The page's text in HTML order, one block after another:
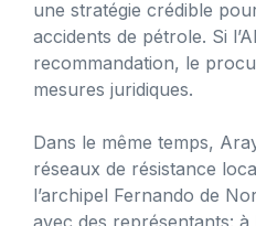
une stratégie crédible
accidents de pétrole. Si
recommandation, le
mesures juridiques.
Dans le même temps,
réseaux de résistance
l’archipel Fernando de
avec des représentants: à